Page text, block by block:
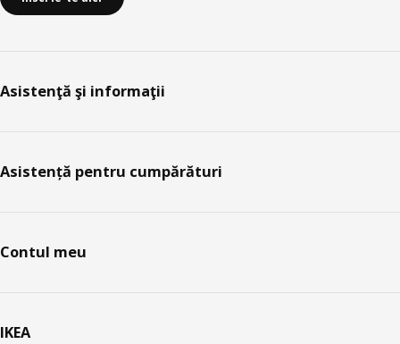
Asistenţă şi informaţii
Asistență pentru cumpărături
Contul meu
IKEA